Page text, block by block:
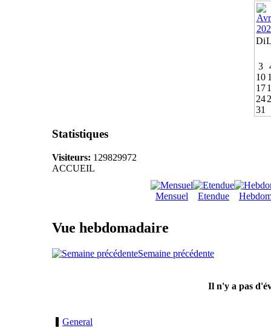
Di
3
10
17
24
31
Statistiques
Visiteurs: 129829972
ACCUEIL
Mensuel Etendue
Vue hebdomadaire
Semaine précédente
Il n'y a pas
General